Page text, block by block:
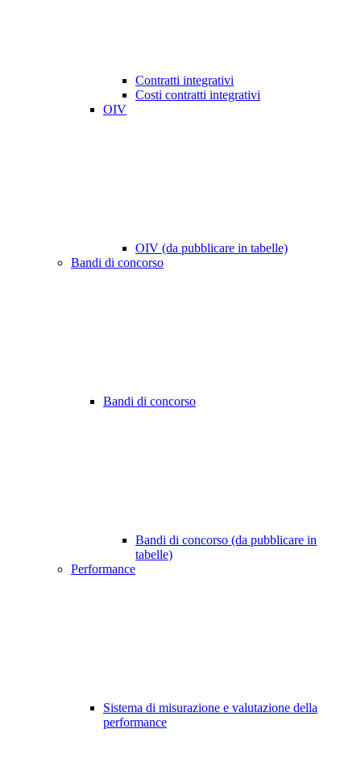
Contratti integrativi
Costi contratti integrativi
OIV
OIV (da pubblicare in tabelle)
Bandi di concorso
Bandi di concorso
Bandi di concorso (da pubblicare in
tabelle)
Performance
Sistema di misurazione e valutazione della
performance